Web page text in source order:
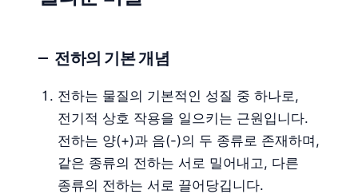
전하의 기본 개념
전하는 물질의 기본적인 성질 중 하나로,
전기적 상호 작용을 일으키는 근원입니다.
전하는 양(+)과 음(-)의 두 종류로 존재하며,
같은 종류의 전하는 서로 밀어내고, 다른
종류의 전하는 서로 끌어당깁니다.